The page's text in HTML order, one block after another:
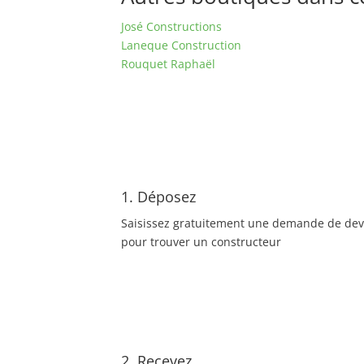
José Constructions
Laneque Construction
Rouquet Raphaël
1. Déposez
Saisissez gratuitement une demande de
pour trouver un constructeur